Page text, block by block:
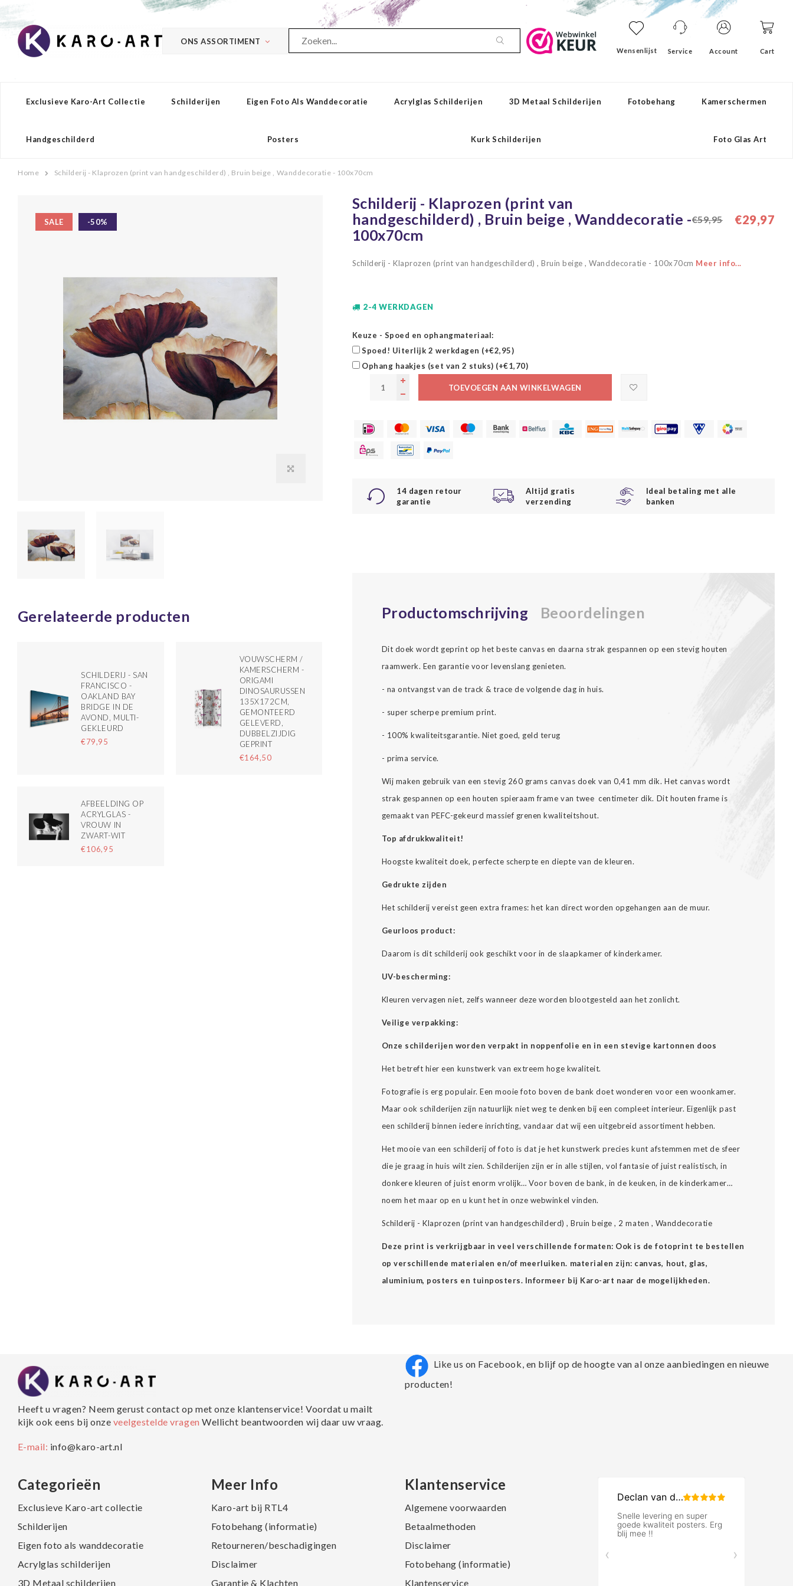
ONS ASSORTIMENT
Wensenlijst Service Account Cart
Exclusieve Karo-Art Collectie Schilderijen Eigen Foto Als Wanddecoratie Acrylglas Schilderijen 3D Metaal Schilderijen Fotobehang Kamerschermen
Handgeschilderd Posters Kurk Schilderijen Foto Glas Art
Home Schilderij - Klaprozen (print van handgeschilderd) , Bruin beige , Wanddecoratie - 100x70cm
SALE -50%
Gerelateerde producten
SCHILDERIJ - SAN
FRANCISCO -
OAKLAND BAY
BRIDGE IN DE
AVOND, MULTI-
GEKLEURD
€79,95
VOUWSCHERM /
KAMERSCHERM -
ORIGAMI
DINOSAURUSSEN
135X172CM,
GEMONTEERD
GELEVERD,
DUBBELZIJDIG
GEPRINT
€164,50
AFBEELDING OP
ACRYLGLAS -
VROUW IN
ZWART-WIT
€106,95
Schilderij - Klaprozen (print van
handgeschilderd) , Bruin beige , Wanddecoratie -
100x70cm
€59,95 €29,97
Schilderij - Klaprozen (print van handgeschilderd) , Bruin beige , Wanddecoratie - 100x70cm Meer info...
2-4 WERKDAGEN
Keuze - Spoed en ophangmateriaal:
Spoed! Uiterlijk 2 werkdagen (+€2,95)
Ophang haakjes (set van 2 stuks) (+€1,70)
TOEVOEGEN AAN WINKELWAGEN
14 dagen retour
garantie
Altijd gratis
verzending
Ideal betaling met alle
banken
Productomschrijving Beoordelingen
Dit doek wordt geprint op het beste canvas en daarna strak gespannen op een stevig houten
raamwerk. Een garantie voor levenslang genieten.
- na ontvangst van de track & trace de volgende dag in huis.
- super scherpe premium print.
- 100% kwaliteitsgarantie. Niet goed, geld terug
- prima service.
Wij maken gebruik van een stevig 260 grams canvas doek van 0,41 mm dik. Het canvas wordt
strak gespannen op een houten spieraam frame van twee centimeter dik. Dit houten frame is
gemaakt van PEFC-gekeurd massief grenen kwaliteitshout.
Top afdrukkwaliteit!
Hoogste kwaliteit doek, perfecte scherpte en diepte van de kleuren.
Gedrukte zijden
Het schilderij vereist geen extra frames: het kan direct worden opgehangen aan de muur.
Geurloos product:
Daarom is dit schilderij ook geschikt voor in de slaapkamer of kinderkamer.
UV-bescherming:
Kleuren vervagen niet, zelfs wanneer deze worden blootgesteld aan het zonlicht.
Veilige verpakking:
Onze schilderijen worden verpakt in noppenfolie en in een stevige kartonnen doos
Het betreft hier een kunstwerk van extreem hoge kwaliteit.
Fotografie is erg populair. Een mooie foto boven de bank doet wonderen voor een woonkamer.
Maar ook schilderijen zijn natuurlijk niet weg te denken bij een compleet interieur. Eigenlijk past
een schilderij binnen iedere inrichting, vandaar dat wij een uitgebreid assortiment hebben.
Het mooie van een schilderij of foto is dat je het kunstwerk precies kunt afstemmen met de sfeer
die je graag in huis wilt zien. Schilderijen zijn er in alle stijlen, vol fantasie of juist realistisch, in
donkere kleuren of juist enorm vrolijk… Voor boven de bank, in de keuken, in de kinderkamer…
noem het maar op en u kunt het in onze webwinkel vinden.
Schilderij - Klaprozen (print van handgeschilderd) , Bruin beige , 2 maten , Wanddecoratie
Deze print is verkrijgbaar in veel verschillende formaten: Ook is de fotoprint te bestellen
op verschillende materialen en/of meerluiken. materialen zijn: canvas, hout, glas,
aluminium, posters en tuinposters. Informeer bij Karo-art naar de mogelijkheden.
Heeft u vragen? Neem gerust contact op met onze klantenservice! Voordat u mailt
kijk ook eens bij onze veelgestelde vragenWellicht beantwoorden wij daar uw vraag.
E-mail: info@karo-art.nl
Like us on Facebook, en blijf op de hoogte van al onze aanbiedingen en nieuwe
producten!
Categorieën
Exclusieve Karo-art collectie
Schilderijen
Eigen foto als wanddecoratie
Acrylglas schilderijen
3D Metaal schilderijen
Meer Info
Karo-art bij RTL4
Fotobehang (informatie)
Retourneren/beschadigingen
Disclaimer
Garantie & Klachten
Klantenservice
Algemene voorwaarden
Betaalmethoden
Disclaimer
Fotobehang (informatie)
Klantenservice